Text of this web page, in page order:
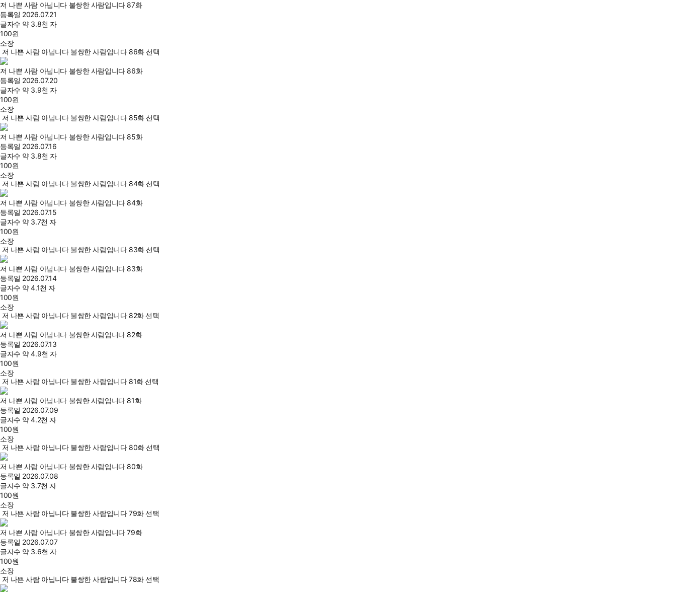
저 나쁜 사람 아닙니다 불쌍한 사람입니다 87화
등록일 2026.07.21
글자수 약 3.8천 자
100원
소장
저 나쁜 사람 아닙니다 불쌍한 사람입니다 86화 선택
저 나쁜 사람 아닙니다 불쌍한 사람입니다 86화
등록일 2026.07.20
글자수 약 3.9천 자
100원
소장
저 나쁜 사람 아닙니다 불쌍한 사람입니다 85화 선택
저 나쁜 사람 아닙니다 불쌍한 사람입니다 85화
등록일 2026.07.16
글자수 약 3.8천 자
100원
소장
저 나쁜 사람 아닙니다 불쌍한 사람입니다 84화 선택
저 나쁜 사람 아닙니다 불쌍한 사람입니다 84화
등록일 2026.07.15
글자수 약 3.7천 자
100원
소장
저 나쁜 사람 아닙니다 불쌍한 사람입니다 83화 선택
저 나쁜 사람 아닙니다 불쌍한 사람입니다 83화
등록일 2026.07.14
글자수 약 4.1천 자
100원
소장
저 나쁜 사람 아닙니다 불쌍한 사람입니다 82화 선택
저 나쁜 사람 아닙니다 불쌍한 사람입니다 82화
등록일 2026.07.13
글자수 약 4.9천 자
100원
소장
저 나쁜 사람 아닙니다 불쌍한 사람입니다 81화 선택
저 나쁜 사람 아닙니다 불쌍한 사람입니다 81화
등록일 2026.07.09
글자수 약 4.2천 자
100원
소장
저 나쁜 사람 아닙니다 불쌍한 사람입니다 80화 선택
저 나쁜 사람 아닙니다 불쌍한 사람입니다 80화
등록일 2026.07.08
글자수 약 3.7천 자
100원
소장
저 나쁜 사람 아닙니다 불쌍한 사람입니다 79화 선택
저 나쁜 사람 아닙니다 불쌍한 사람입니다 79화
등록일 2026.07.07
글자수 약 3.6천 자
100원
소장
저 나쁜 사람 아닙니다 불쌍한 사람입니다 78화 선택